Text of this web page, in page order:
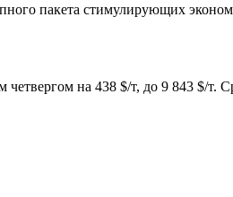
пакета стимулирующих
на 438 $/т, до 9 843 $/т.